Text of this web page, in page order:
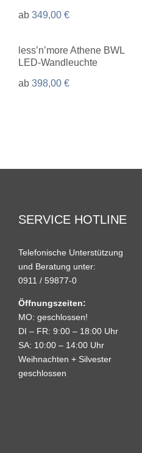
ab 349,00 €
less’n’more Athene BWL
LED-Wandleuchte
ab 398,00 €
SERVICE HOTLINE
Telefonische Unterstützung
und Beratung unter:
0911 / 59877-0
Öffnungszeiten:
MO: geschlossen!
DI – FR: 9:00 – 18:00 Uhr
SA: 10:00 – 14:00 Uhr
Weihnachten + Silvester
geschlossen